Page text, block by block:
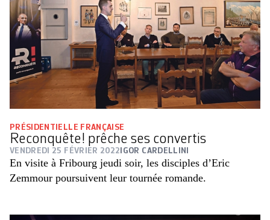
PRÉSIDENTIELLE FRANÇAISE
Reconquête! prêche ses convertis
VENDREDI 25 FÉVRIER 2022 IGOR CARDELLINI
En visite à Fribourg jeudi soir, les disciples d’Eric
Zemmour poursuivent leur tournée romande.